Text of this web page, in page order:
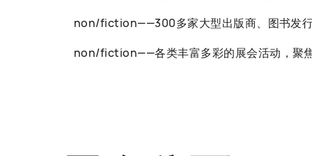
non/fiction——300多家大型出版商、图书发
non/fiction——各类丰富多彩的展会活动，聚